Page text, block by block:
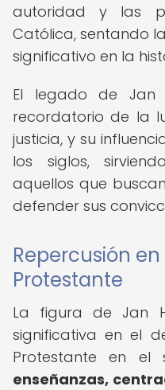
autoridad y las
Católica, sentando
significativo en la
El legado de Jan
recordatorio de la
justicia, y su
los siglos,
aquellos que
defender sus
Repercusión
Protestante
La figura de Jan
significativa en el
Protestante en el
enseñanzas,